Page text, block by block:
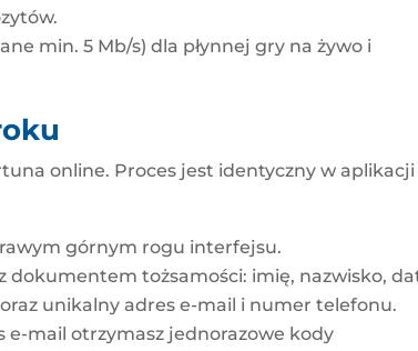
min. 5 Mb/s) dla płynnej gry na żywo i
online. Proces jest identyczny w aplikacji
górnym rogu interfejsu.
dokumentem tożsamości: imię, nazwisko,
unikalny adres e-mail i numer telefonu.
mail otrzymasz jednorazowe kody